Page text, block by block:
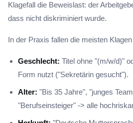
Klagefall die Beweislast: der
dass nicht diskriminiert wurde.
In der Praxis fallen die meisten
Geschlecht: Titel ohne "(m/w/d)"
Form nutzt ("Sekretärin gesucht").
Alter: "Bis 35 Jahre", "junges
"Berufseinsteiger" -> alle